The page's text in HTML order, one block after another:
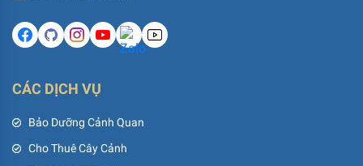
CÁC DỊCH VỤ
Bảo Dưỡng Cảnh Quan
Cho Thuê Cây Cảnh